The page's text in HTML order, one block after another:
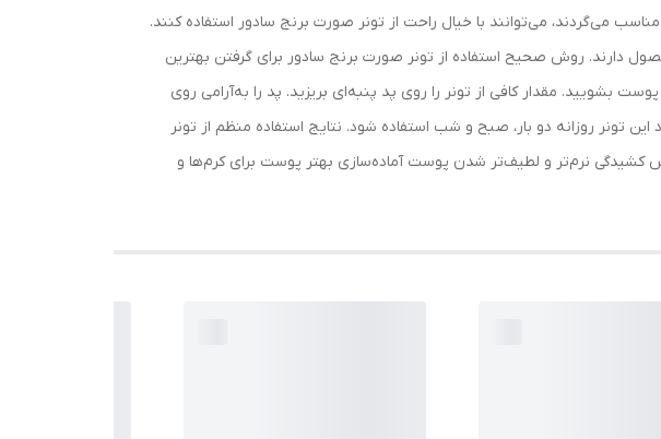
می‌گردند، می‌توانند با خیال راحت از تونر صورت برنج سادور استفاده کنند.
دارند. روش صحیح استفاده از تونر صورت برنج سادور برای گرفتن بهترین
بشویید. مقدار کافی از تونر را روی پد پنبه‌ای بریزید. پد را به‌آرامی روی
روزانه دو بار، صبح و شب استفاده شود. نتایج استفاده منظم از تونر
نرم‌تر و لطیف‌تر شدن پوست آماده‌سازی بهتر پوست برای کرم‌ها و